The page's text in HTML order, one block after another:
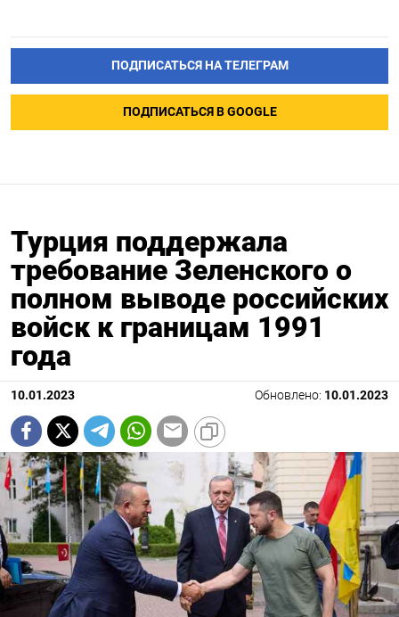
ПОДПИСАТЬСЯ НА ТЕЛЕГРАМ
ПОДПИСАТЬСЯ В GOOGLE
Турция поддержала
требование Зеленского о
полном выводе российских
войск к границам 1991
года
10.01.2023 Обновлено: 10.01.2023